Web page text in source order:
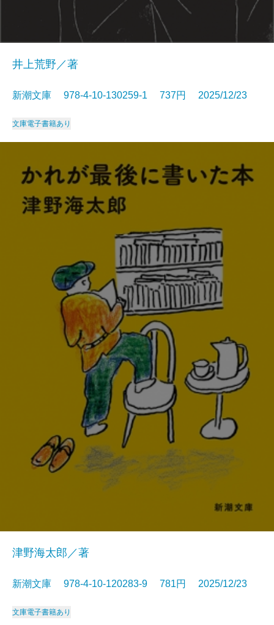
井上荒野／著
新潮文庫 978-4-10-130259-1 737円 2025/12/23
文庫電子書籍あり
津野海太郎／著
新潮文庫 978-4-10-120283-9 781円 2025/12/23
文庫電子書籍あり